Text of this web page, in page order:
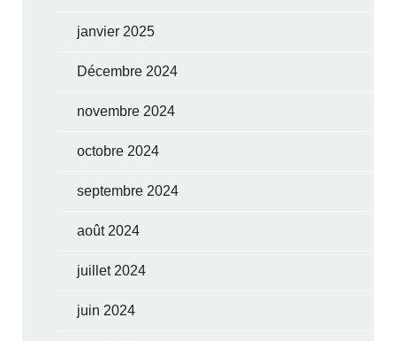
janvier 2025
Décembre 2024
novembre 2024
octobre 2024
septembre 2024
août 2024
juillet 2024
juin 2024